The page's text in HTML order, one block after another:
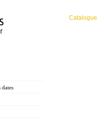
Catalogue
dates